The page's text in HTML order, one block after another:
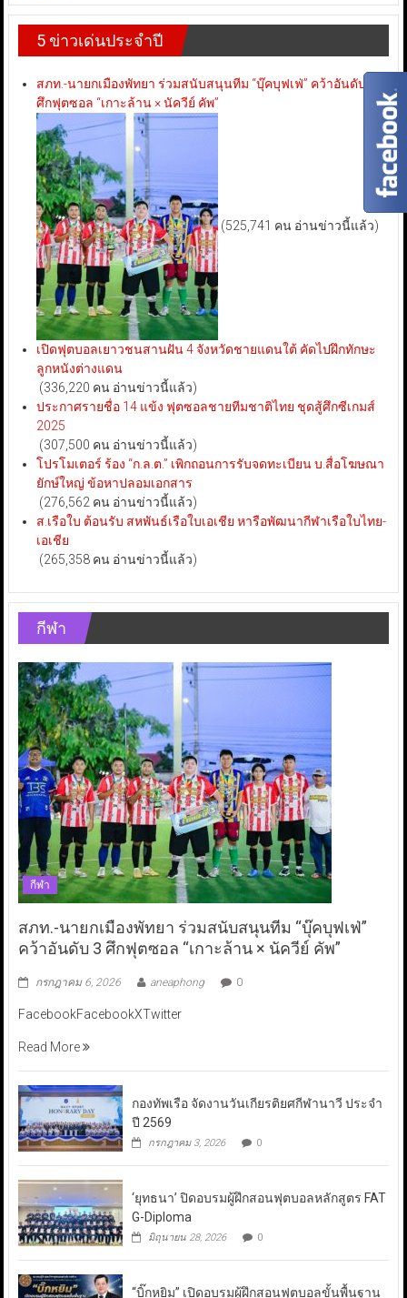
5 ข่าวเด่นประจำปี
สภท.-นายกเมืองพัทยา ร่วมสนับสนุนทีม “บุ๊คบุฟเฟ่” คว้าอันดับ 3
ศึกฟุตซอล “เกาะล้าน × นัควีย์ คัพ”
(525,741 คน อ่านข่าวนี้แล้ว)
เปิดฟุตบอลเยาวชนสานฝัน 4 จังหวัดชายแดนใต้ คัดไปฝึกทักษะ
ลูกหนังต่างแดน
(336,220 คน อ่านข่าวนี้แล้ว)
ประกาศรายชื่อ 14 แข้ง ฟุตซอลชายทีมชาติไทย ชุดสู้ศึกซีเกมส์
2025
(307,500 คน อ่านข่าวนี้แล้ว)
โปรโมเตอร์ ร้อง “ก.ล.ต.” เพิกถอนการรับจดทะเบียน บ.สื่อโฆษณา
ยักษ์ใหญ่ ข้อหาปลอมเอกสาร
(276,562 คน อ่านข่าวนี้แล้ว)
ส.เรือใบ ต้อนรับ สหพันธ์เรือใบเอเชีย หารือพัฒนากีฬาเรือใบไทย-
เอเชีย
(265,358 คน อ่านข่าวนี้แล้ว)
กีฬา
กีฬา
สภท.-นายกเมืองพัทยา ร่วมสนับสนุนทีม “บุ๊คบุฟเฟ่”
คว้าอันดับ 3 ศึกฟุตซอล “เกาะล้าน × นัควีย์ คัพ”
กรกฎาคม 6, 2026 aneaphong 0
FacebookFacebookXTwitter
Read More
กองทัพเรือ จัดงานวันเกียรติยศกีฬานาวี ประจำ
ปี 2569
กรกฎาคม 3, 2026 0
‘ยุทธนา’ ปิดอบรมผู้ฝึกสอนฟุตบอลหลักสูตร FAT
G-Diploma
มิถุนายน 28, 2026 0
“บิ๊กหยิม” เปิดอบรมผู้ฝึกสอนฟุตบอลขั้นพื้นฐาน